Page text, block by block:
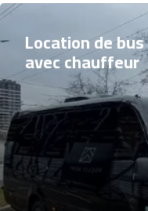
Location de
avec chauffeur